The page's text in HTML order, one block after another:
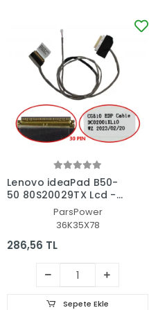
Lenovo ideaPad B50-
50 80S20029TX Lcd -
Ekran Data Flex Kablo
ParsPower
36K35X78
286,56 TL
Sepete Ekle